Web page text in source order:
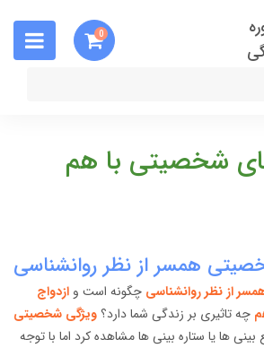
0
شخصیتی با هم
همسر از نظر روانشناسی
از نظر روانشناسی چگونه است و ازدواج
چه تاثیری بر زندگی شما دارد؟ویژگی شخصیتی
بینی ها یا ستاره بینی ها مشاهده کرد اما با توجه